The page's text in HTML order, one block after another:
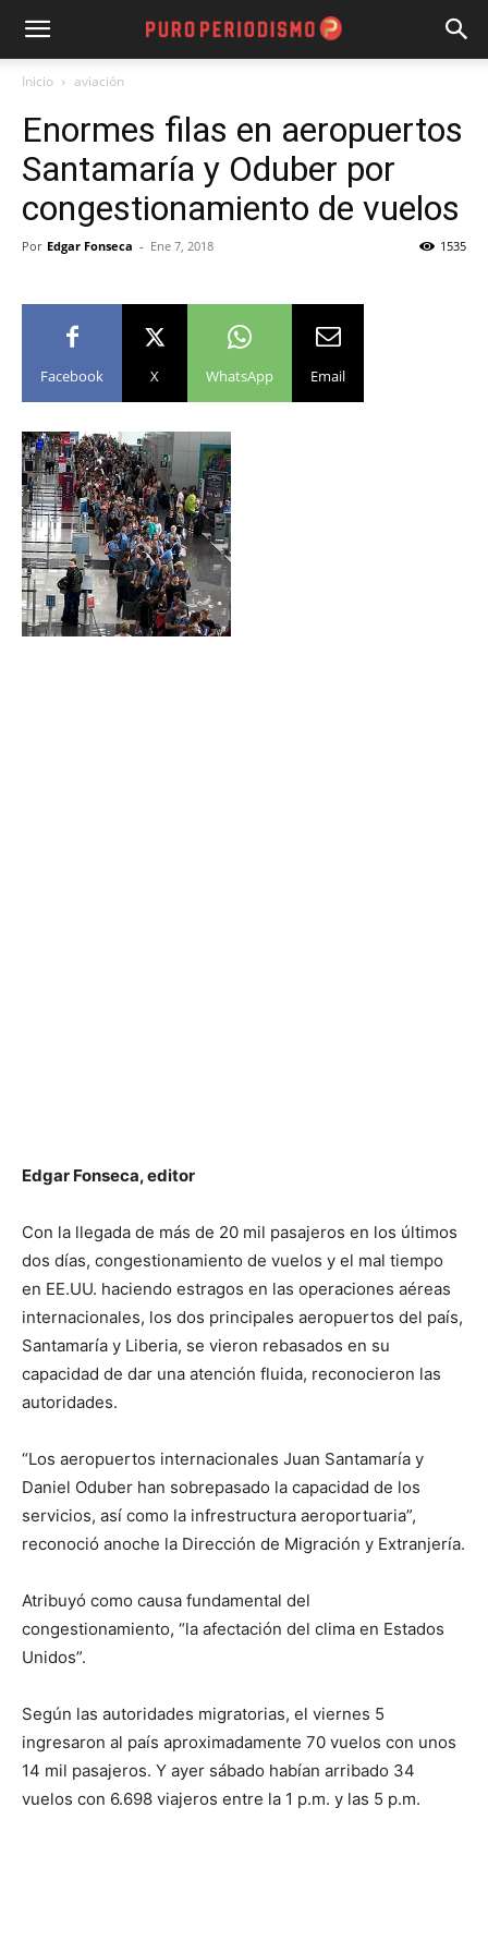
Inicio aviación
Enormes filas en aeropuertos
Santamaría y Oduber por
congestionamiento de vuelos
Por Edgar Fonseca - Ene 7, 2018 1535
Facebook X WhatsApp Email
Edgar Fonseca, editor
Con la llegada de más de 20 mil pasajeros en los últimos
dos días, congestionamiento de vuelos y el mal tiempo
en EE.UU. haciendo estragos en las operaciones aéreas
internacionales, los dos principales aeropuertos del país,
Santamaría y Liberia, se vieron rebasados en su
capacidad de dar una atención fluida, reconocieron las
autoridades.
“Los aeropuertos internacionales Juan Santamaría y
Daniel Oduber han sobrepasado la capacidad de los
servicios, así como la infrestructura aeroportuaria”,
reconoció anoche la Dirección de Migración y Extranjería.
Atribuyó como causa fundamental del
congestionamiento, “la afectación del clima en Estados
Unidos”.
Según las autoridades migratorias, el viernes 5
ingresaron al país aproximadamente 70 vuelos con unos
14 mil pasajeros. Y ayer sábado habían arribado 34
vuelos con 6.698 viajeros entre la 1 p.m. y las 5 p.m.